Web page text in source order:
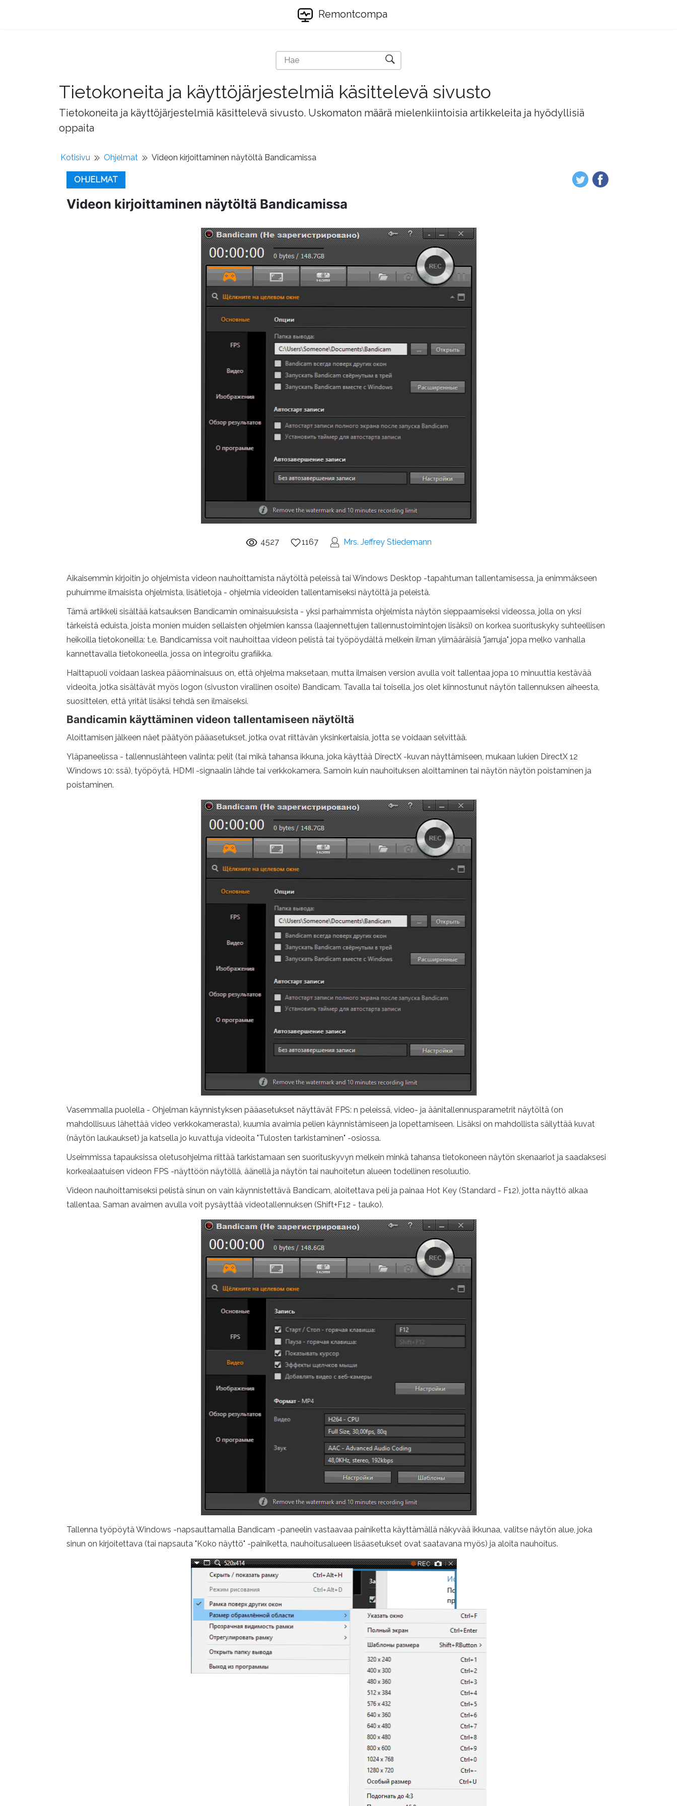
Remontcompa
Tietokoneita ja käyttöjärjestelmiä käsittelevä sivusto
Tietokoneita ja käyttöjärjestelmiä käsittelevä sivusto. Uskomaton määrä mielenkiintoisia artikkeleita ja hyödyllisiä
oppaita
Kotisivu Ohjelmat Videon kirjoittaminen näytöltä Bandicamissa
OHJELMAT
Videon kirjoittaminen näytöltä Bandicamissa
4527 1167 Mrs. Jeffrey Stiedemann
Aikaisemmin kirjoitin jo ohjelmista videon nauhoittamista näytöltä peleissä tai Windows Desktop -tapahtuman tallentamisessa, ja enimmäkseen
puhuimme ilmaisista ohjelmista, lisätietoja - ohjelmia videoiden tallentamiseksi näytöltä ja peleistä.
Tämä artikkeli sisältää katsauksen Bandicamin ominaisuuksista - yksi parhaimmista ohjelmista näytön sieppaamiseksi videossa, jolla on yksi
tärkeistä eduista, joista monien muiden sellaisten ohjelmien kanssa (laajennettujen tallennustoimintojen lisäksi) on korkea suorituskyky suhteellisen
heikoilla tietokoneilla: t.e. Bandicamissa voit nauhoittaa videon pelistä tai työpöydältä melkein ilman ylimääräisiä "jarruja" jopa melko vanhalla
kannettavalla tietokoneella, jossa on integroitu grafiikka.
Haittapuoli voidaan laskea pääominaisuus on, että ohjelma maksetaan, mutta ilmaisen version avulla voit tallentaa jopa 10 minuuttia kestävää
videoita, jotka sisältävät myös logon (sivuston virallinen osoite) Bandicam. Tavalla tai toisella, jos olet kiinnostunut näytön tallennuksen aiheesta,
suosittelen, että yrität lisäksi tehdä sen ilmaiseksi.
Bandicamin käyttäminen videon tallentamiseen näytöltä
Aloittamisen jälkeen näet päätyön pääasetukset, jotka ovat riittävän yksinkertaisia, jotta se voidaan selvittää.
Yläpaneelissa - tallennuslähteen valinta: pelit (tai mikä tahansa ikkuna, joka käyttää DirectX -kuvan näyttämiseen, mukaan lukien DirectX 12
Windows 10: ssä), työpöytä, HDMI -signaalin lähde tai verkkokamera. Samoin kuin nauhoituksen aloittaminen tai näytön näytön poistaminen ja
poistaminen.
Vasemmalla puolella - Ohjelman käynnistyksen pääasetukset näyttävät FPS: n peleissä, video- ja äänitallennusparametrit näytöltä (on
mahdollisuus lähettää video verkkokamerasta), kuumia avaimia pelien käynnistämiseen ja lopettamiseen. Lisäksi on mahdollista säilyttää kuvat
(näytön laukaukset) ja katsella jo kuvattuja videoita "Tulosten tarkistaminen" -osiossa.
Useimmissa tapauksissa oletusohjelma riittää tarkistamaan sen suorituskyvyn melkein minkä tahansa tietokoneen näytön skenaariot ja saadaksesi
korkealaatuisen videon FPS -näyttöön näytöllä, äänellä ja näytön tai nauhoitetun alueen todellinen resoluutio.
Videon nauhoittamiseksi pelistä sinun on vain käynnistettävä Bandicam, aloitettava peli ja painaa Hot Key (Standard - F12), jotta näyttö alkaa
tallentaa. Saman avaimen avulla voit pysäyttää videotallennuksen (Shift+F12 - tauko).
Tallenna työpöytä Windows -napsauttamalla Bandicam -paneelin vastaavaa painiketta käyttämällä näkyvää ikkunaa, valitse näytön alue, joka
sinun on kirjoitettava (tai napsauta "Koko näyttö" -painiketta, nauhoitusalueen lisäasetukset ovat saatavana myös) ja aloita nauhoitus.